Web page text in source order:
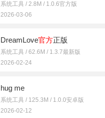
系统工具 / 2.8M / 1.0.6官方版
2026-03-06
DreamLove官方正版
系统工具 / 62.6M / 1.3.7最新版
2026-02-24
hug me
系统工具 / 125.3M / 1.0.0安卓版
2026-02-12